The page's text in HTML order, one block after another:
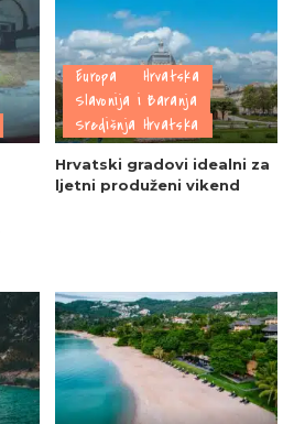
Europa
Hrvatska
Slavonija i Baranja
Središnja Hrvatska
Hrvatski gradovi idealni za
ljetni produženi vikend